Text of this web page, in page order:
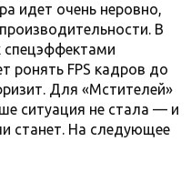
идет очень неровно,
В
спецэффектами
ронять FPS кадров до
Для «Мстителей»
ситуация не стала — и
станет. На следующее